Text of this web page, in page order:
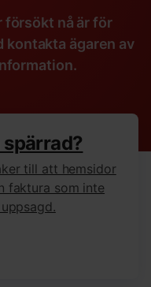
försökt nå är för
kontakta ägaren av
till att hemsidor
faktura som inte